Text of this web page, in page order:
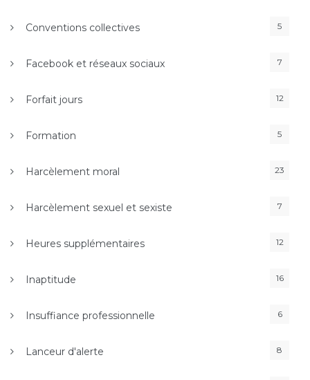
Conventions collectives 5
Facebook et réseaux sociaux 7
Forfait jours 12
Formation 5
Harcèlement moral 23
Harcèlement sexuel et sexiste 7
Heures supplémentaires 12
Inaptitude 16
Insuffiance professionnelle 6
Lanceur d'alerte 8